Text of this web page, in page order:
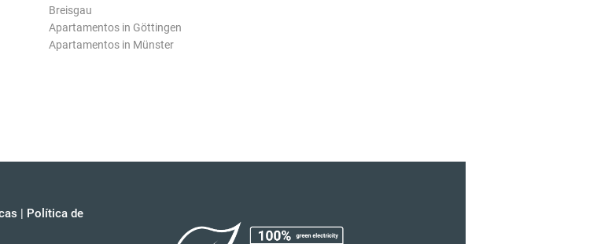
Breisgau
Apartamentos in Göttingen
Apartamentos in Münster
| Política de